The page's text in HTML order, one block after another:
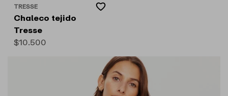
Proveedor:
TRESSE
Add
to
Chaleco tejido
Tresse
Precio
$10.500